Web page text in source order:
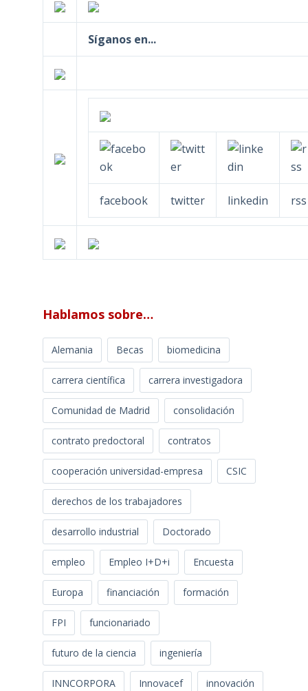
Síganos en...
facebook twitter linkedin rss
Hablamos sobre…
Alemania Becas biomedicina
carrera científica carrera investigadora
Comunidad de Madrid consolidación
contrato predoctoral contratos
cooperación universidad-empresa CSIC
derechos de los trabajadores
desarrollo industrial Doctorado
empleo Empleo I+D+i Encuesta
Europa financiación formación
FPI funcionariado
futuro de la ciencia ingeniería
INNCORPORA Innovacef innovación